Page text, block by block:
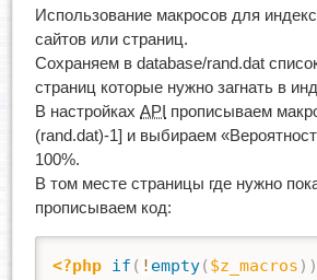
Использование макросов для
сайтов или страниц.
Сохраняем в database/rand.dat
страниц которые нужно загнать в
В настройкахAPI прописываем
(rand.dat)-1] и выбираем
100%.
В том месте страницы где нужно
прописываем код:
<?php if ( ! empty( $z_macros ) )